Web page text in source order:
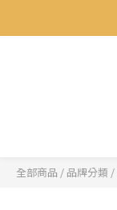
全部商品 / 品牌分類 /